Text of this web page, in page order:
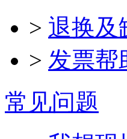
> 退换及
> 发票帮
常见问题